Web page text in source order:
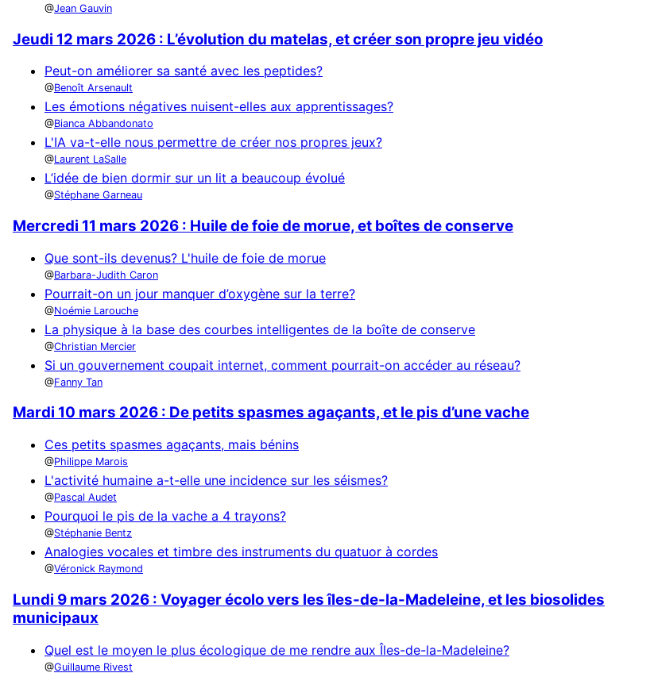
Jean Gauvin
Jeudi 12 mars 2026 : L’évolution du matelas, et créer son propre jeu vidéo
Peut-on améliorer sa santé avec les peptides?
Benoît Arsenault
Les émotions négatives nuisent-elles aux apprentissages?
Bianca Abbandonato
L'IA va-t-elle nous permettre de créer nos propres jeux?
Laurent LaSalle
L’idée de bien dormir sur un lit a beaucoup évolué
Stéphane Garneau
Mercredi 11 mars 2026 : Huile de foie de morue, et boîtes de conserve
Que sont-ils devenus? L'huile de foie de morue
Barbara-Judith Caron
Pourrait-on un jour manquer d’oxygène sur la terre?
Noémie Larouche
La physique à la base des courbes intelligentes de la boîte de conserve
Christian Mercier
Si un gouvernement coupait internet, comment pourrait-on accéder au réseau?
Fanny Tan
Mardi 10 mars 2026 : De petits spasmes agaçants, et le pis d’une vache
Ces petits spasmes agaçants, mais bénins
Philippe Marois
L'activité humaine a-t-elle une incidence sur les séismes?
Pascal Audet
Pourquoi le pis de la vache a 4 trayons?
Stéphanie Bentz
Analogies vocales et timbre des instruments du quatuor à cordes
Véronick Raymond
Lundi 9 mars 2026 : Voyager écolo vers les îles-de-la-Madeleine, et les biosolides
municipaux
Quel est le moyen le plus écologique de me rendre aux Îles-de-la-Madeleine?
Guillaume Rivest